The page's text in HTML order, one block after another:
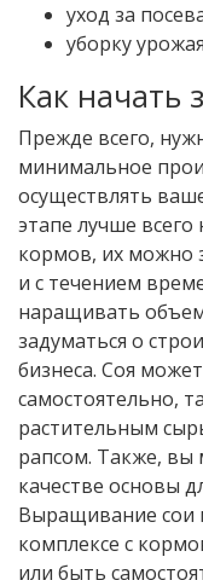
уход за
уборку
Как начать
Прежде всего,
минимальное
осуществлять
этапе лучше
кормов, их можно
и с течением
наращивать
задуматься о
бизнеса. Соя
самостоятельно,
растительным
рапсом. Также, вы
качестве основы
Выращивание сои
комплексе с
или быть